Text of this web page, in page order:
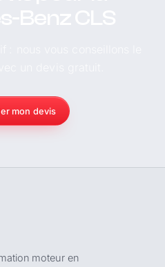
mon devis
moteur en